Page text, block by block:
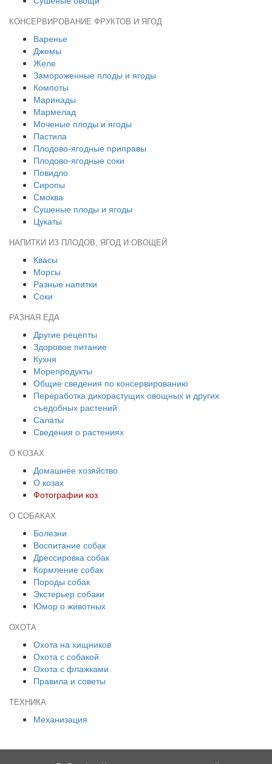
КОНСЕРВИРОВАНИЕ ФРУКТОВ И ЯГОД
Варенье
Джемы
Желе
Замороженные плоды и ягоды
Компоты
Маринады
Мармелад
Моченые плоды и ягоды
Пастила
Плодово-ягодные приправы
Плодово-ягодные соки
Повидло
Сиропы
Смоква
Сушеные плоды и ягоды
Цукаты
НАПИТКИ ИЗ ПЛОДОВ, ЯГОД И ОВОЩЕЙ
Квасы
Морсы
Разные напитки
Соки
РАЗНАЯ ЕДА
Другие рецепты
Здоровое питание
Кухня
Морепродукты
Общие сведения по консервированию
Переработка дикорастущих овощных и других
съедобных растений
Салаты
Сведения о растениях
О КОЗАХ
Домашнее хозяйство
О козах
Фотографии коз
О СОБАКАХ
Болезни
Воспитание собак
Дрессировка собак
Кормление собак
Породы собак
Экстерьер собаки
Юмор о животных
ОХОТА
Охота на хищников
Охота с собакой
Охота с флажками
Правила и советы
ТЕХНИКА
Механизация